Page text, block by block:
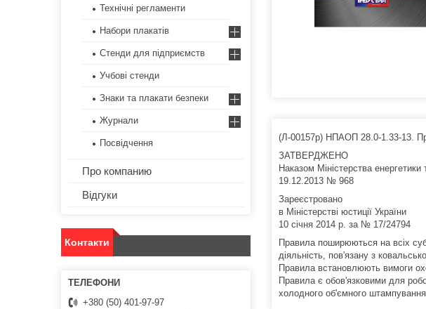
(Л-00157р) НПАОП 28.0-1.33-13.
ЗАТВЕРДЖЕНО
Наказом Міністерства енергетики
19.12.2013 № 968
Зареєстровано
в Міністерстві юстиції України
10 січня 2014 р. за № 17/24794
Правила поширюються на всіх
діяльність, пов'язану з
Правила встановлюють вимоги
Правила є обов'язковими для
холодного об'ємного
Технічні регламенти
Набори плакатів
Стенди для підприємств
Учбові стенди
Знаки та плакати безпеки
Журнали
Посвідчення
Про компанию
Відгуки
Контакти
+380 (50) 401-97-97